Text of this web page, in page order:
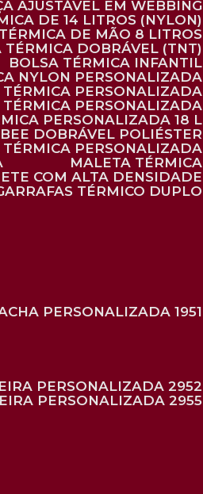
AJUSTÁVEL EM WEBBING
DE 14 LITROS (NYLON)
TÉRMICA DE MÃO 8 LITROS
TÉRMICA DOBRÁVEL (TNT)
BOLSA TÉRMICA INFANTIL
NYLON PERSONALIZADA
TÉRMICA PERSONALIZADA
TÉRMICA PERSONALIZADA
PERSONALIZADA 18 L
DOBRÁVEL POLIÉSTER
TÉRMICA PERSONALIZADA
MALETA TÉRMICA
COM ALTA DENSIDADE
TÉRMICO DUPLO
PERSONALIZADA 1951
PERSONALIZADA 2952
PERSONALIZADA 2955